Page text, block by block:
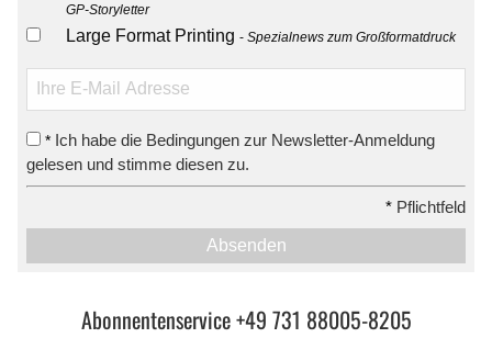
GP-Storyletter
Large Format Printing Spezialnews zum Großformatdruck
* Ich habe die Bedingungen zur Newsletter-Anmeldung
gelesen und stimme diesen zu.
* Pflichtfeld
Absenden
Abonnentenservice +49 731 88005-8205